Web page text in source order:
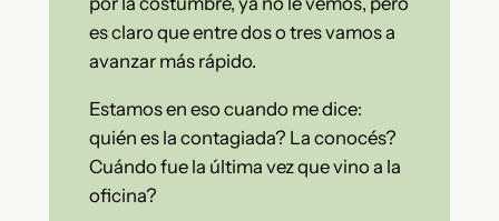
es claro que entre dos o tres vamos a
avanzar más rápido.
Estamos en eso cuando me dice:
quién es la contagiada? La conocés?
Cuándo fue la última vez que vino a la
oficina?